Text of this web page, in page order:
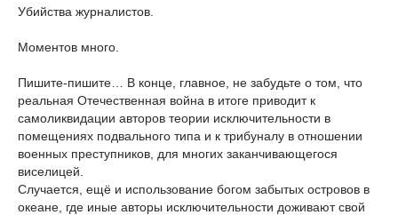
Убийства журналистов.
Моментов много.
Пишите-пишите… В конце, главное, не забудьте о том, что
реальная Отечественная война в итоге приводит к
самоликвидации авторов теории исключительности в
помещениях подвального типа и к трибуналу в отношении
военных преступников, для многих заканчивающегося
виселицей.
Случается, ещё и использование богом забытых островов в
океане, где иные авторы исключительности доживают свой